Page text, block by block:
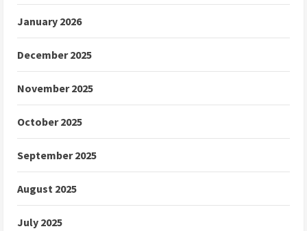
January 2026
December 2025
November 2025
October 2025
September 2025
August 2025
July 2025